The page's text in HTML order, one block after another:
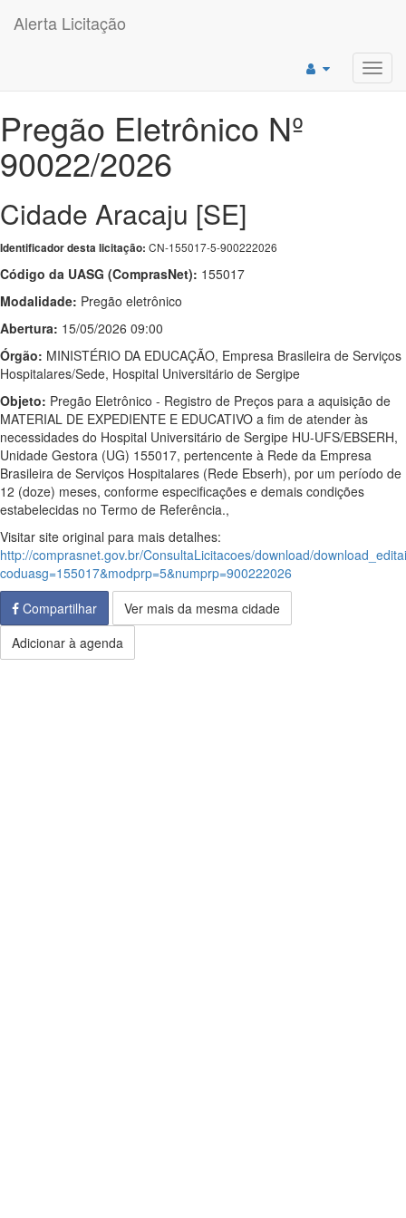
Alerta Licitação
Pregão Eletrônico Nº
90022/2026
Cidade Aracaju [SE]
Identificador desta licitação: CN-155017-5-900222026
Código da UASG (ComprasNet): 155017
Modalidade: Pregão eletrônico
Abertura: 15/05/2026 09:00
Órgão: MINISTÉRIO DA EDUCAÇÃO, Empresa Brasileira de Serviços
Hospitalares/Sede, Hospital Universitário de Sergipe
Objeto: Pregão Eletrônico - Registro de Preços para a aquisição de
MATERIAL DE EXPEDIENTE E EDUCATIVO a fim de atender às
necessidades do Hospital Universitário de Sergipe HU-UFS/EBSERH,
Unidade Gestora (UG) 155017, pertencente à Rede da Empresa
Brasileira de Serviços Hospitalares (Rede Ebserh), por um período de
12 (doze) meses, conforme especificações e demais condições
estabelecidas no Termo de Referência.,
Visitar site original para mais detalhes:
http://comprasnet.gov.br/ConsultaLicitacoes/download/
coduasg=155017&modprp=5&numprp=900222026
Compartilhar
Ver mais da mesma cidade
Adicionar à agenda